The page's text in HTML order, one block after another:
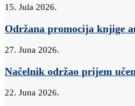
15. Jula 2026.
Održana promocija knjige
27. Juna 2026.
Načelnik održao prijem
22. Juna 2026.